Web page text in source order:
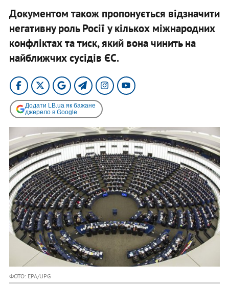
Документом також пропонується відзначити
негативну роль Росії у кількох міжнародних
конфліктах та тиск, який вона чинить на
найближчих сусідів ЄС.
Додати LB.ua як бажане
джерело в Google
ФОТО: EPA/UPG